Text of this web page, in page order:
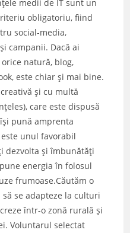
medii de IT sunt un
obligatoriu, fiind
social-media,
campanii. Dacă ai
natură, blog,
este chiar și mai bine.
și cu multă
care este dispusă
pună amprenta
unul favorabil
dezvolta și îmbunătăți
energia în folosul
frumoase.Căutăm o
se adapteze la culturi
într-o zonă rurală și
Voluntarul selectat